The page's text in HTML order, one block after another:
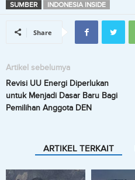
SUMBER INDONESIA INSIDE
Share
Artikel sebelumya
Revisi UU Energi Diperlukan
untuk Menjadi Dasar Baru Bagi
Pemilihan Anggota DEN
ARTIKEL TERKAIT